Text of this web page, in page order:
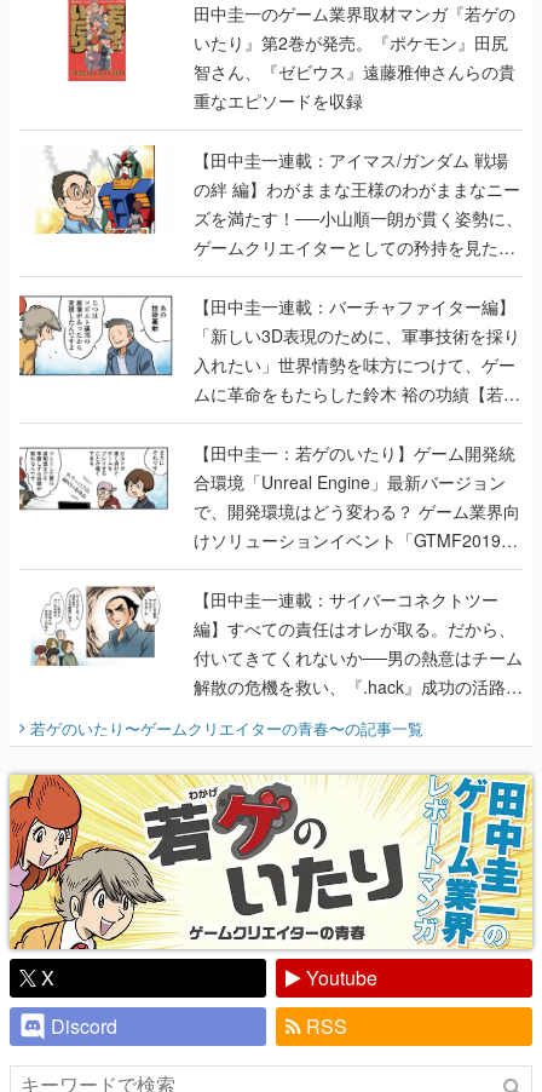
田中圭一のゲーム業界取材マンガ『若ゲの
いたり』第2巻が発売。『ポケモン』田尻
智さん、『ゼビウス』遠藤雅伸さんらの貴
重なエピソードを収録
【田中圭一連載：アイマス/ガンダム 戦場
の絆 編】わがままな王様のわがままなニー
ズを満たす！──小山順一朗が貫く姿勢に、
ゲームクリエイターとしての矜持を見た
【若ゲのいたり最終回】
【田中圭一連載：バーチャファイター編】
「新しい3D表現のために、軍事技術を採り
入れたい」世界情勢を味方につけて、ゲー
ムに革命をもたらした鈴木 裕の功績【若ゲ
のいたり】
【田中圭一：若ゲのいたり】ゲーム開発統
合環境「Unreal Engine」最新バージョン
で、開発環境はどう変わる？ ゲーム業界向
けソリューションイベント「GTMF2019」
に行って、より理解を深めよう【PR】
【田中圭一連載：サイバーコネクトツー
編】すべての責任はオレが取る。だから、
付いてきてくれないか──男の熱意はチーム
解散の危機を救い、『.hack』成功の活路を
開く。業界の快男児・松山 洋に流れる血は
『少年ジャンプ』色だった【若ゲのいた
り】
若ゲのいたり〜ゲームクリエイターの青春〜の記事一覧
X
Youtube
Discord
RSS